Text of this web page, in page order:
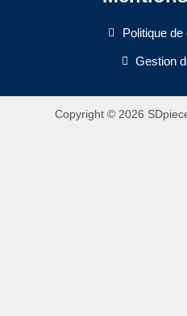
Politique de
Gestion
Copyright © 2026